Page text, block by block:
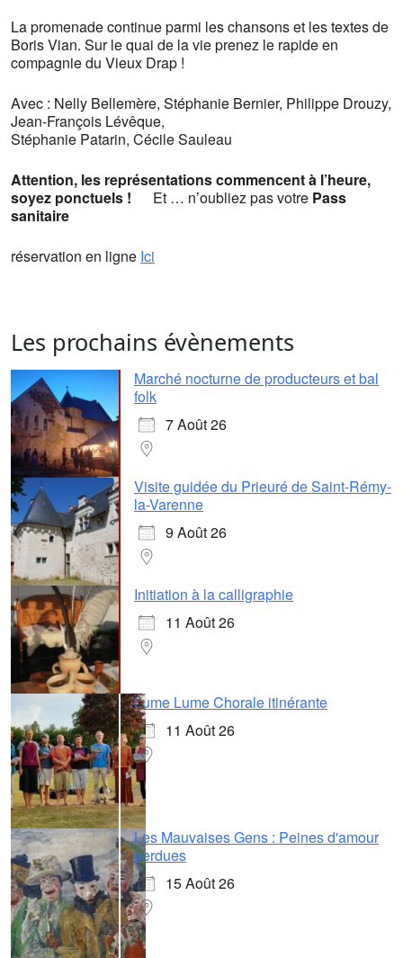
La promenade continue parmi les chansons et les textes de
Boris Vian. Sur le quai de la vie prenez le rapide en
compagnie du Vieux Drap !
Avec : Nelly Bellemère, Stéphanie Bernier, Philippe Drouzy,
Jean-François Lévêque,
Stéphanie Patarin, Cécile Sauleau
Attention, les représentations commencent à l’heure,
soyez ponctuels ! Et … n’oubliez pas votre Pass
sanitaire
réservation en ligne Ici
Les prochains évènements
Marché nocturne de producteurs et bal
folk
7 Août 26
Visite guidée du Prieuré de Saint-Rémy-
la-Varenne
9 Août 26
Initiation à la calligraphie
11 Août 26
Lume Lume Chorale itinérante
11 Août 26
Les Mauvaises Gens : Peines d'amour
perdues
15 Août 26